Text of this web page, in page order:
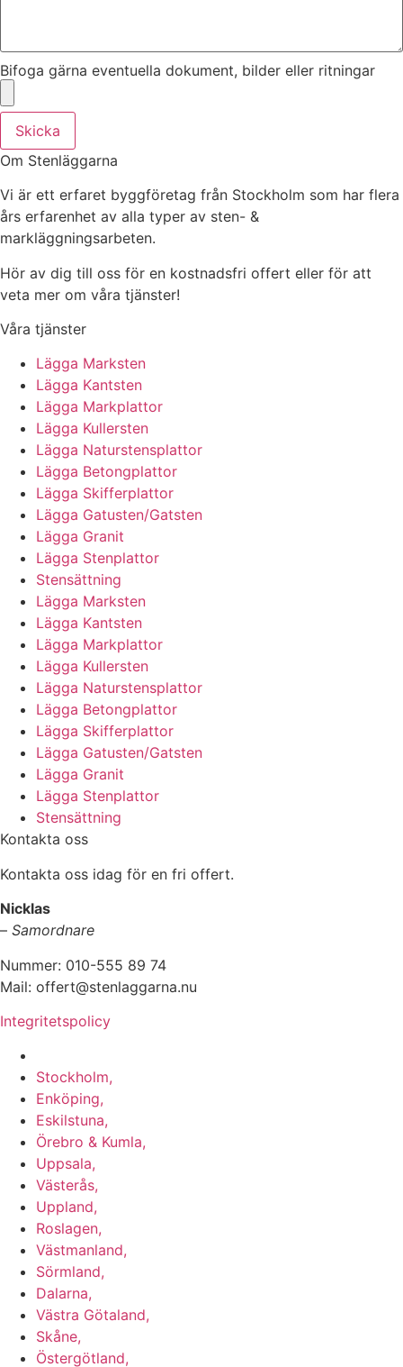
Bifoga gärna eventuella dokument, bilder eller ritningar
Skicka
Om Stenläggarna
Vi är ett erfaret byggföretag från Stockholm som har flera
års erfarenhet av alla typer av sten- &
markläggningsarbeten.
Hör av dig till oss för en kostnadsfri offert eller för att
veta mer om våra tjänster!
Våra tjänster
Lägga Marksten
Lägga Kantsten
Lägga Markplattor
Lägga Kullersten
Lägga Naturstensplattor
Lägga Betongplattor
Lägga Skifferplattor
Lägga Gatusten/Gatsten
Lägga Granit
Lägga Stenplattor
Stensättning
Lägga Marksten
Lägga Kantsten
Lägga Markplattor
Lägga Kullersten
Lägga Naturstensplattor
Lägga Betongplattor
Lägga Skifferplattor
Lägga Gatusten/Gatsten
Lägga Granit
Lägga Stenplattor
Stensättning
Kontakta oss
Kontakta oss idag för en fri offert.
Nicklas
– Samordnare
Nummer: 010-555 89 74
Mail: offert@stenlaggarna.nu
Integritetspolicy
Stockholm,
Enköping,
Eskilstuna,
Örebro & Kumla,
Uppsala,
Västerås,
Uppland,
Roslagen,
Västmanland,
Sörmland,
Dalarna,
Västra Götaland,
Skåne,
Östergötland,